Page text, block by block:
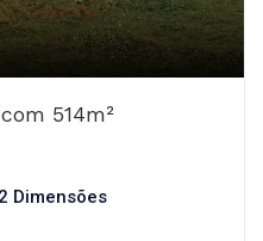
514m²
Dimensões